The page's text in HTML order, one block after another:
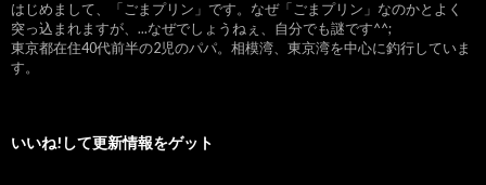
はじめまして、「ごまプリン」です。なぜ「ごまプリン」なのかとよく
突っ込まれますが、...なぜでしょうねぇ、自分でも謎です^^;
東京都在住40代前半の2児のパパ。相模湾、東京湾を中心に釣行していま
す。
いいね!して更新情報をゲット